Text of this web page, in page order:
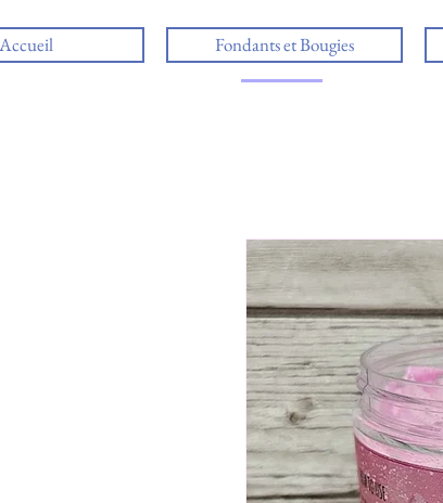
Accueil Fondants et Bougies